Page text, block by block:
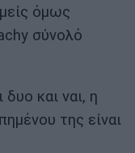
όμως
σύνολό
και ναι, η
της είναι